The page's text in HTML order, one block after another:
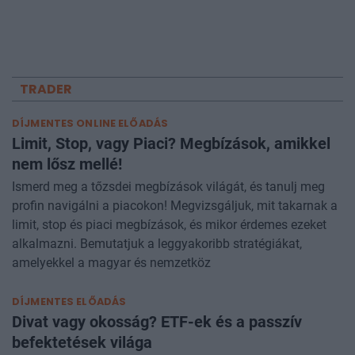
TRADER
DÍJMENTES ONLINE ELŐADÁS
Limit, Stop, vagy Piaci? Megbízások, amikkel
nem lősz mellé!
Ismerd meg a tőzsdei megbízások világát, és tanulj meg
profin navigálni a piacokon! Megvizsgáljuk, mit takarnak a
limit, stop és piaci megbízások, és mikor érdemes ezeket
alkalmazni. Bemutatjuk a leggyakoribb stratégiákat,
amelyekkel a magyar és nemzetköz
DÍJMENTES ELŐADÁS
Divat vagy okosság? ETF-ek és a passzív
befektetések világa